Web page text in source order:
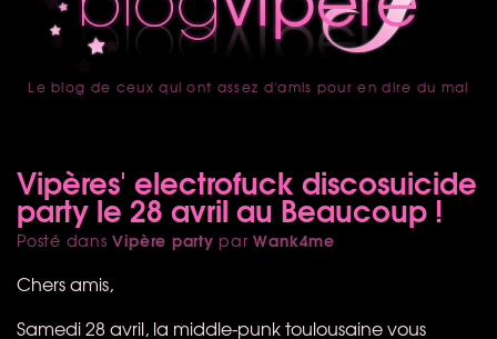
accueil
Le blog de ceux qui ont assez d'amis pour en dire du mal
Vipères' electrofuck discosuicide
party le 28 avril au Beaucoup !
Posté dansVipère party parWank4me
Chers amis,
Samedi 28 avril, la middle-punk toulousaine vous